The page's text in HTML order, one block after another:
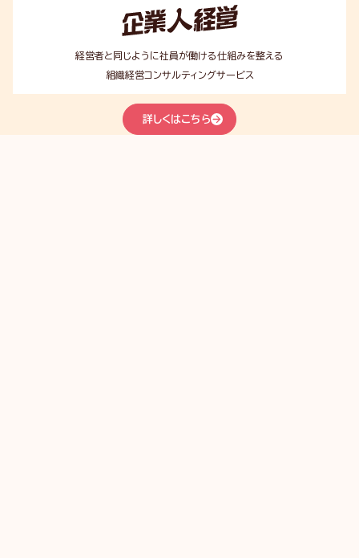
企
業
人
経
営
経営者と同じように社員が働ける仕組みを整える
組織経営コンサルティングサービス
詳しくはこちら